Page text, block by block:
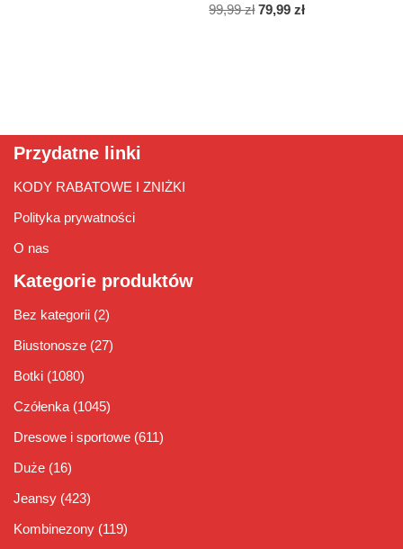
99,99zł 79,99zł
Przydatne linki
KODY RABATOWE I ZNIŻKI
Polityka prywatności
O nas
Kategorie produktów
Bez kategorii (2)
Biustonosze (27)
Botki (1080)
Czółenka (1045)
Dresowe i sportowe (611)
Duże (16)
Jeansy (423)
Kombinezony (119)